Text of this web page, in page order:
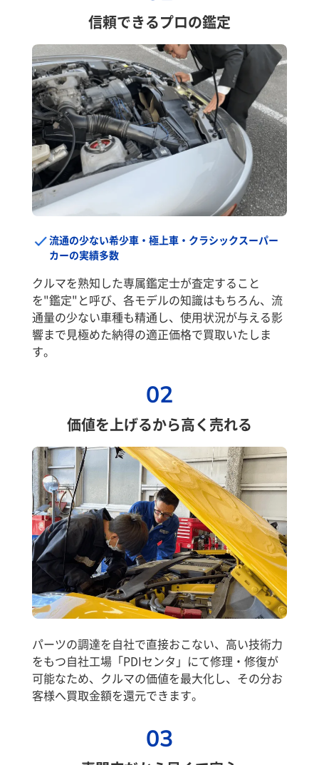
信頼できるプロの鑑定
流通の少ない希少車・極上車・クラシックスーパー
カーの実績多数
クルマを熟知した専属鑑定士が査定すること
を"鑑定"と呼び、各モデルの知識はもちろん、流
通量の少ない車種も精通し、使用状況が与える影
響まで見極めた納得の適正価格で買取いたしま
す。
02
価値を上げるから高く売れる
パーツの調達を自社で直接おこない、高い技術力
をもつ自社工場「PDIセンタ」にて修理・修復が
可能なため、クルマの価値を最大化し、その分お
客様へ買取金額を還元できます。
03